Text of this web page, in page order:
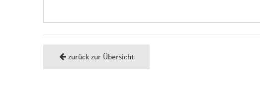
zurück zur Übersicht